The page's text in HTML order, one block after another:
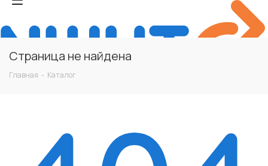
Страница не найдена
Главная - Каталог